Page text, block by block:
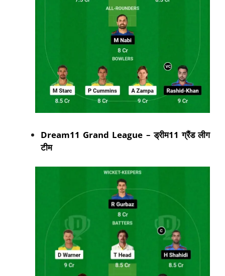
Dream11 Grand League –ड्रीम11 ग्रैंड लीग
टीम